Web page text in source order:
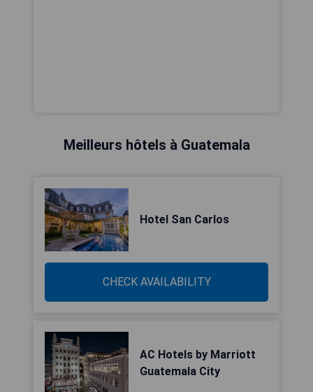
Meilleurs hôtels à Guatemala
Hotel San Carlos
CHECK AVAILABILITY
AC Hotels by Marriott
Guatemala City